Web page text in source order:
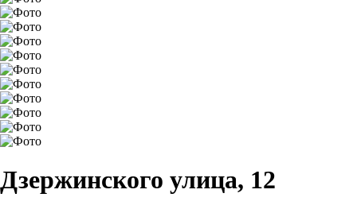
Дзержинского улица, 12